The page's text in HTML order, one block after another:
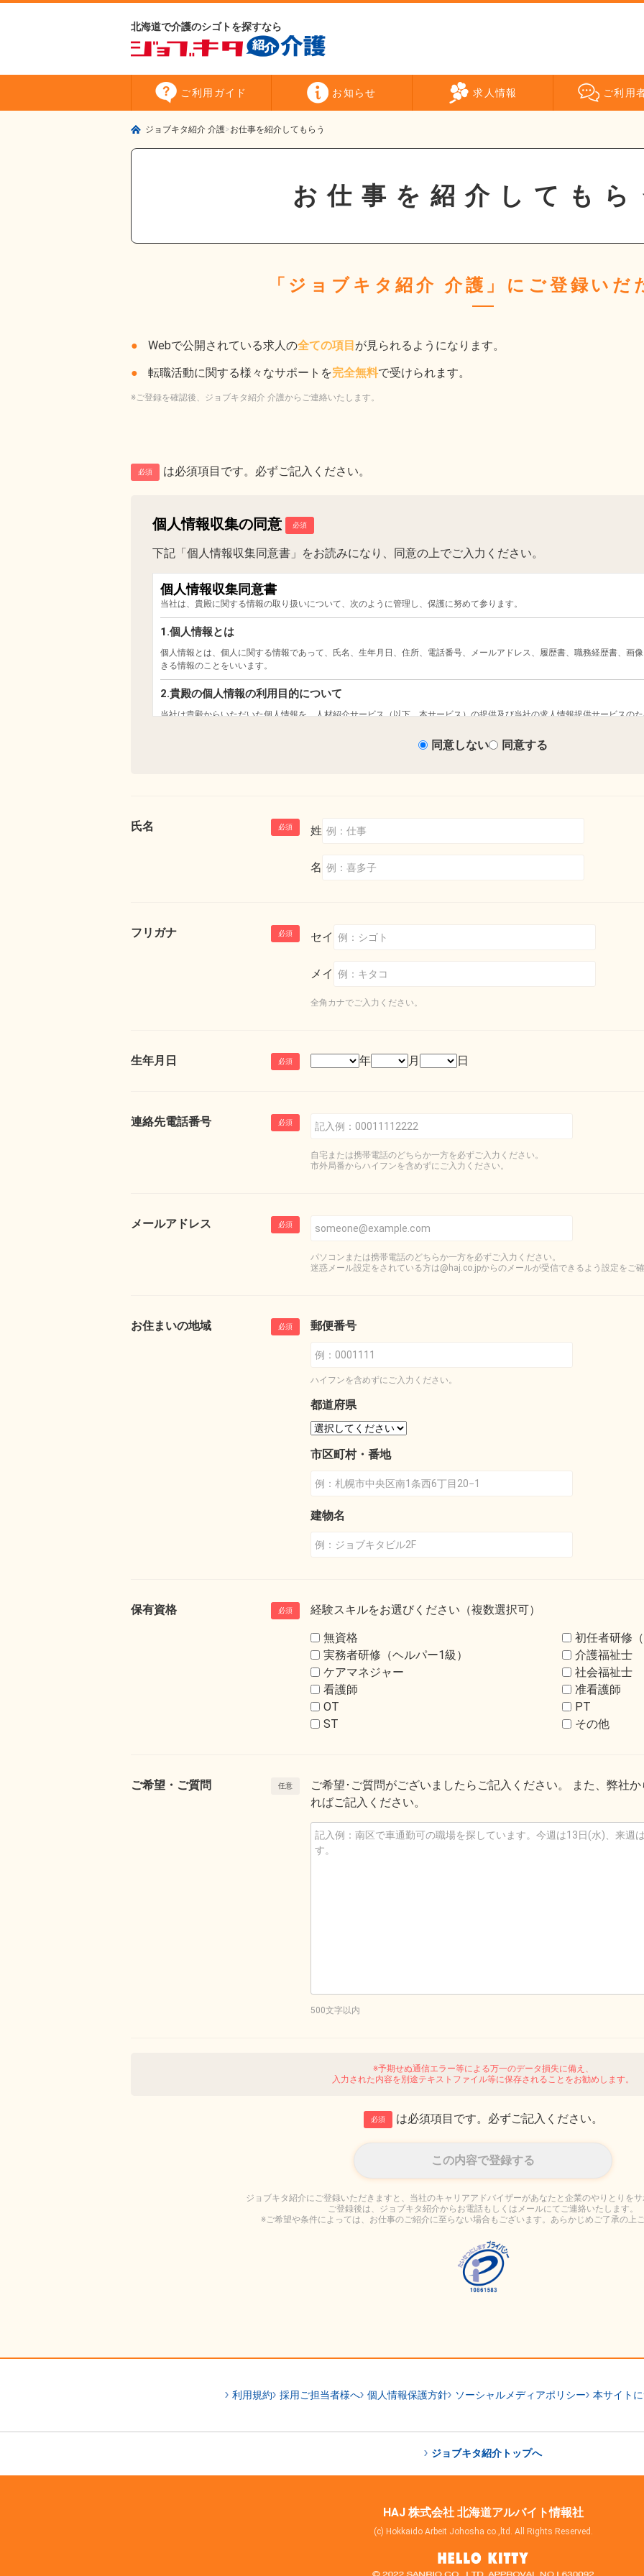
北海道で介護のシゴトを探すなら
ご利用 ガイド お知らせ 求人情報 ご利用
ジョブキタ紹介 介護 お仕事を紹介してもらう
お仕事を紹介してもら
「ジョブキタ紹介 介護」にご登録いだ
Webで公開されている求人の全ての項目 が見られるようになります。
転職活動に関する様々なサポートを完全無料で受けられます。
※ご登録を確認後、ジョブキタ紹介 介護からご連絡いたします。
必須 は必須項目です。必ずご記入ください。
個人情報収集の同意
下記「個人情報収集同意書」をお読みになり、同意の上でご入力ください。
同意しない 同意する
氏名 姓
名
フリガナ セイ
メイ
全角カナでご入力ください。
生年月日 年 月 日
連絡先電話番号
自宅または携帯電話のどちらか一方を必ずご入力ください。
市外局番からハイフンを含めずにご入力ください。
メールアドレス
パソコンまたは携帯電話のどちらか一方を必ずご入力ください。
迷惑メール設定をされている方は@haj.co.jpからのメールが受信できるよう設定をご確
お住まいの地域 郵便番号
ハイフンを含めずにご入力ください。
都道府県
市区町村・番地
建物名
保有資格 経験スキルをお選びください（複数選択可）
無資格
初任者研修
実務者研修（ヘルパー1級）
介護福祉士
ケアマネジャー
社会福祉士
看護師
准看護師
OT
PT
ST
その他
ご希望・ご質問
ご希望･ご質問がございましたらご記入ください。 また、弊社
ればご記入ください。
500文字以内
※予期せぬ通信エラー等による万一のデータ損失に備え、
入力された内容を別途テキストファイル等に保存されることをお勧めします。
必須 は必須項目です。必ずご記入ください。
ジョブキタ紹介にご登録いただきますと、当社のキャリアアドバイザーがあなたと企業のやりとりをサ
ご登録後は、ジョブキタ紹介からお電話もしくはメールにてご連絡いたします。
※ご希望や条件によっては、お仕事のご紹介に至らない場合もございます。あらかじめご了承の上ご
利用規約 採用ご担当者様へ 個人情報保護方針 ソーシャルメディアポリシー 本サイト
ジョブキタ紹介トップへ
HAJ 株式会社 北海道アルバイト情報社
(c) Hokkaido Arbeit Johosha co.,ltd. All Rights Reserved.